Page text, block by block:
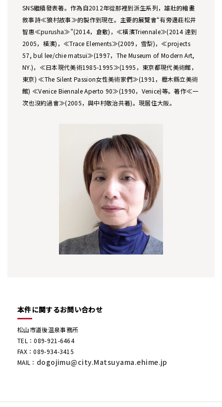
SNS繼續發表著。作為自2012年從那裡到派生系列，雄壯的繪畫
敘事詩≪狼村故事≫的製作到現在。主要的展覽會“有旁邊莊松井
智惠≪purusha≫”(2014，倉敷)，≪橫濱Triennale≫(2014 達到
2005，橫濱)，≪Trace Elements≫(2009，雪梨)，≪projects
57, bul lee/chie matsui≫(1997，The Museum of Modern Art,
NY.)，≪日本現代美術1985-1995≫(1995，東京都現代美術館，
東京) ≪The Silent Passion女性美術家們≫(1991，櫪木縣立美術
館) ≪Venice Biennale Aperto 90≫(1990，Venice)等。著作≪一
次也沒約過會≫(2005，與中村敬治共著)。現居住大阪。
本件に関するお問い合わせ
松山市道後温泉事務所
TEL：089-921-6464
FAX：089-934-3415
MAIL： dogojimu@city.Matsuyama.ehime.jp